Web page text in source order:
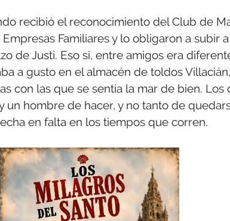
recibió el reconocimiento del Club de
Familiares y lo obligaron a subir
de Justi. Eso sí, entre amigos era
a gusto en el almacén de toldos
con las que se sentía la mar de bien. Los
un hombre de hacer, y no tanto de
en falta en los tiempos que corren.